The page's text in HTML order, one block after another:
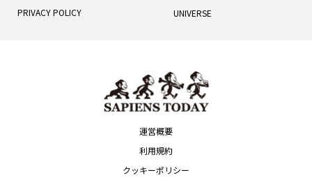
PRIVACY POLICY
UNIVERSE
運営概要
利用規約
クッキーポリシー